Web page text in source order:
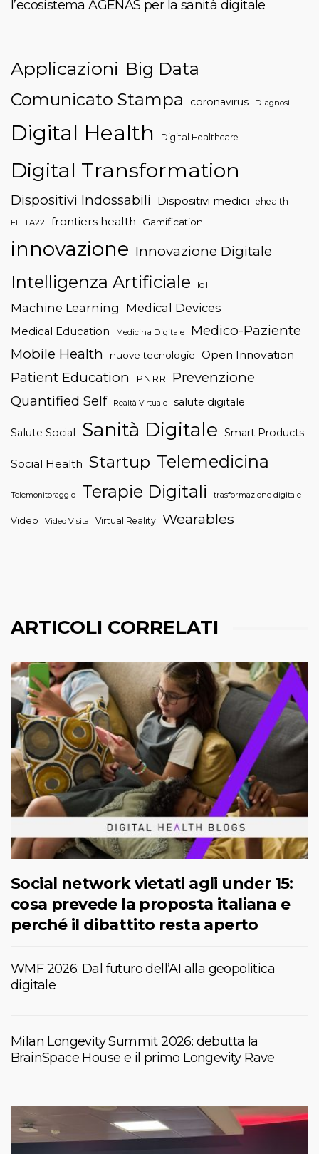
l’ecosistema AGENAS per la sanità digitale
Applicazioni Big Data
Comunicato Stampa
coronavirus Diagnosi
Digital Health Digital Healthcare
Digital Transformation
Dispositivi Indossabili Dispositivi medici ehealth
FHITA22 frontiers health Gamification
innovazione Innovazione Digitale
Intelligenza Artificiale IoT
Machine Learning Medical Devices
Medical Education Medicina Digitale
Medico-Paziente
Mobile Health
nuove tecnologie Open Innovation
Patient Education PNRR
Prevenzione
Quantified Self
Realtà Virtuale salute digitale
Salute Social Sanità Digitale Smart Products
Social Health Startup Telemedicina
Telemonitoraggio Terapie Digitali trasformazione digitale
Video Video Visita Virtual Reality Wearables
ARTICOLI CORRELATI
Social network vietati agli under 15:
cosa prevede la proposta italiana e
perché il dibattito resta aperto
WMF 2026: Dal futuro dell’AI alla geopolitica
digitale
Milan Longevity Summit 2026: debutta la
BrainSpace House e il primo Longevity Rave